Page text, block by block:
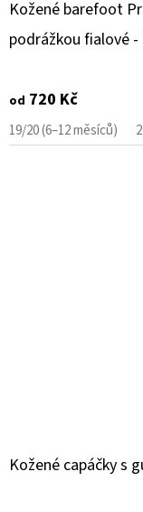
Kožené barefoot
podrážkou fialové -
od 720 Kč
19/20 (6–12 měsíců)
Kožené capáčky s